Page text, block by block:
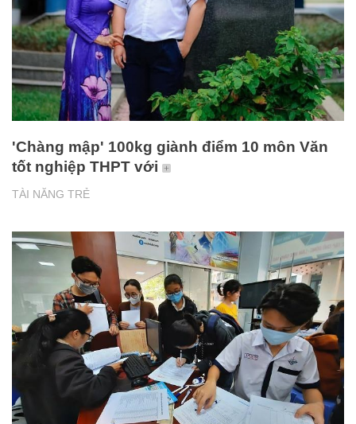
TÀI NĂNG TRẺ
'Chàng mập' 100kg giành điểm 10 môn Văn
tốt nghiệp THPT với